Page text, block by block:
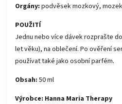
Orgány: podvěsek mozkový,
POUŽITÍ
Jednu nebo více dávek rozprašte
let věku), na oblečení. Po ověření
používat také jako osobní parfém.
Obsah: 50 ml
Výrobce: Hanna Maria Therapy